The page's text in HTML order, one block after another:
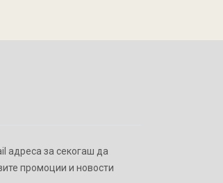
адреса за секогаш да
промоции и новости